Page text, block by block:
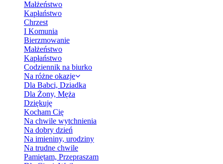
Małżeństwo
Kapłaństwo
Chrzest
I Komunia
Bierzmowanie
Małżeństwo
Kapłaństwo
Codziennik na biurko
Na różne okazje
Dla Babci, Dziadka
Dla Żony, Męża
Dziękuję
Kocham Cię
Na chwile wytchnienia
Na dobry dzień
Na imieniny, urodziny
Na trudne chwile
Pamiętam, Przepraszam